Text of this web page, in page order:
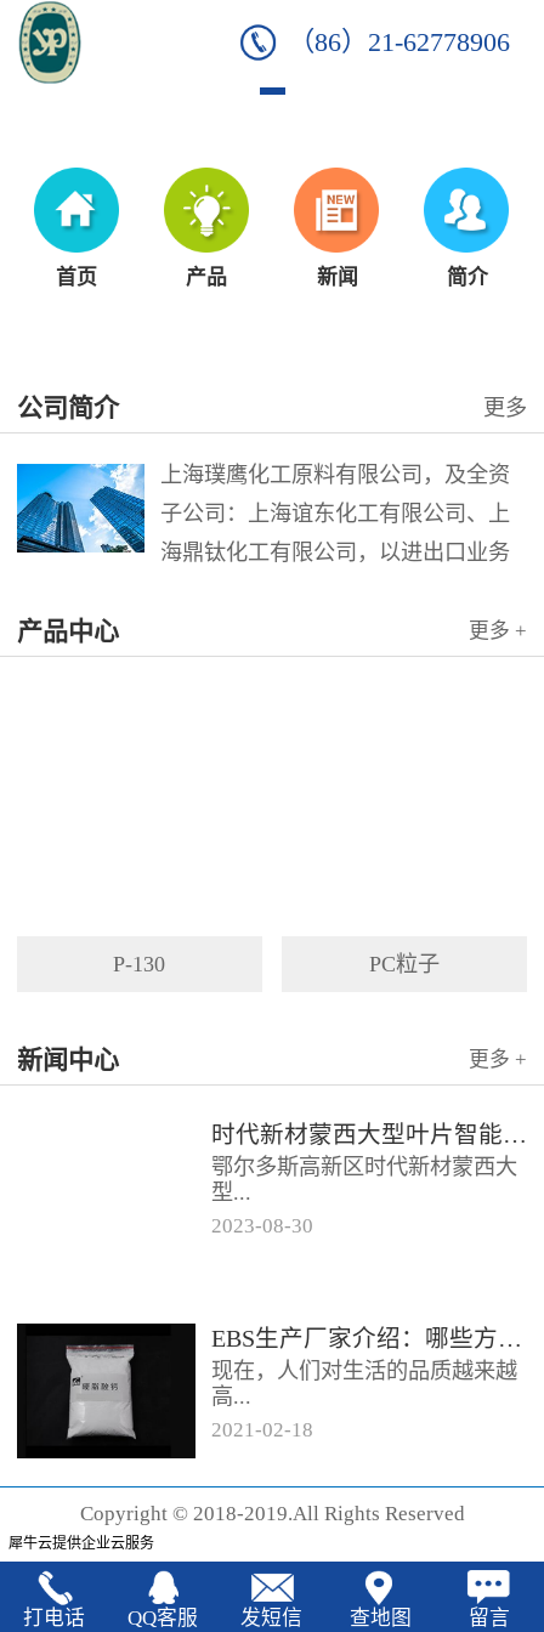
（86）21-62778906
首页 产品 新闻 简介
公司简介 更多
上海璞鹰化工原料有限公司，及全资
子公司：上海谊东化工有限公司、上
海鼎钛化工有限公司，以进出口业务
品。公司以其灵活的市场对策和创造
产品中心 更多 +
P-130 PC粒子
新闻中心 更多 +
时代新材蒙西大型叶片智能制造基地项目开工
鄂尔多斯高新区时代新材蒙西大
型...
分为...
2023-08-30
EBS生产厂家‍介绍：哪些方法可以验证EBS的润滑效果
现在，人们对生活的品质越来越
高...
声也越来越强烈，很多厂家在利
2021-02-18
Copyright © 2018-2019.All Rights Reserved
犀牛云提供企业云服务
打电话 QQ客服 发短信 查地图 留言